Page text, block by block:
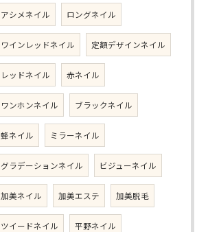
アシメネイル ロングネイル
ワインレッドネイル 定額デザインネイル
レッドネイル 赤ネイル
ワンホンネイル ブラックネイル
蜂ネイル ミラーネイル
グラデーションネイル ビジューネイル
加美ネイル 加美エステ 加美脱毛
ツイードネイル 平野ネイル